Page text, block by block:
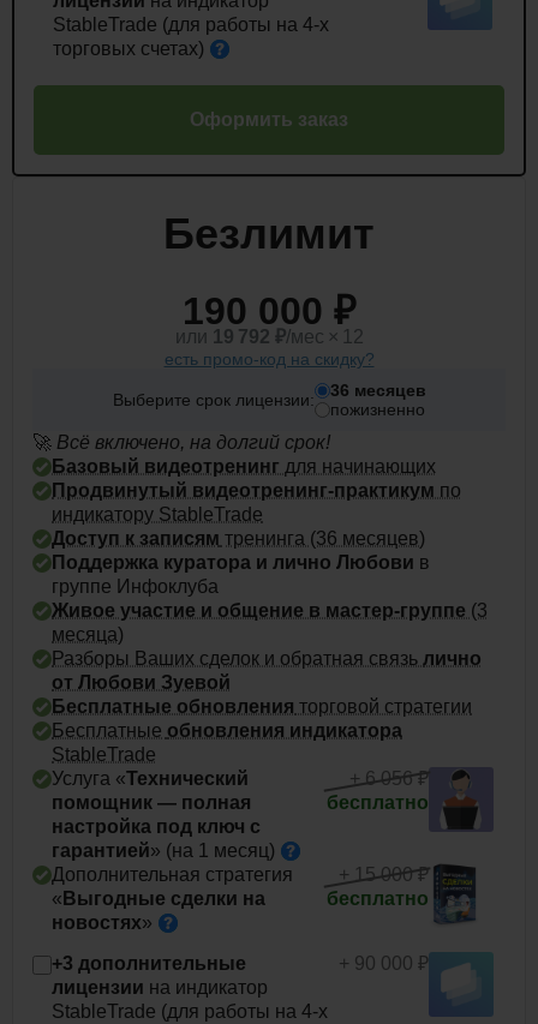
StableTrade (для работы на 4-х
торговых счетах)
Оформить заказ
Безлимит
190 000 ₽
или 19 792 ₽/мес × 12
есть промо-код на скидку?
Выберите срок лицензии:
36 месяцев
пожизненно
🚀 Всё включено, на долгий срок!
Базовый видеотренинг для начинающих
Продвинутый видеотренинг-практикум по
индикатору StableTrade
Доступ к записям тренинга (36 месяцев)
Поддержка куратора и лично Любови в
группе Инфоклуба
Живое участие и общение в мастер-группе (3
месяца)
Разборы Ваших сделок и обратная связь лично
от Любови Зуевой
Бесплатные обновления торговой стратегии
Бесплатные обновления индикатора
StableTrade
Услуга «Технический
помощник — полная
настройка под ключ с
гарантией» (на 1 месяц)
+ 6 056 ₽
бесплатно
Дополнительная стратегия
« Выгодные сделки на
новостях»
+ 15 000 ₽
бесплатно
+3 дополнительные
лицензии на индикатор
StableTrade (для работы на 4-х
+ 90 000 ₽